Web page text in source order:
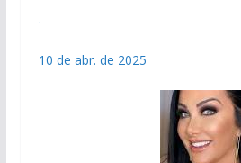
.
10 de abr. de 2025